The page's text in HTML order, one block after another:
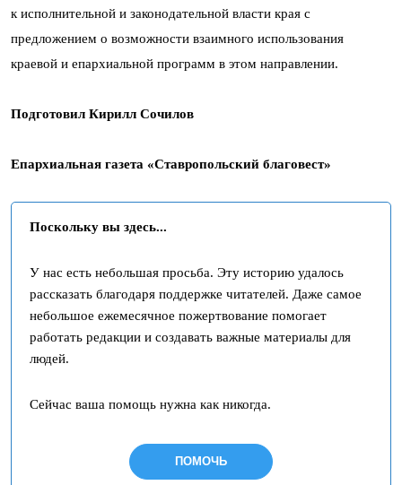
к исполнительной и законодательной власти края с
предложением о возможности взаимного использования
краевой и епархиальной программ в этом направлении.
Подготовил Кирилл Сочилов
Епархиальная газета «Ставропольский благовест»
Поскольку вы здесь...
У нас есть небольшая просьба. Эту историю удалось
рассказать благодаря поддержке читателей. Даже самое
небольшое ежемесячное пожертвование помогает
работать редакции и создавать важные материалы для
людей.
Сейчас ваша помощь нужна как никогда.
ПОМОЧЬ